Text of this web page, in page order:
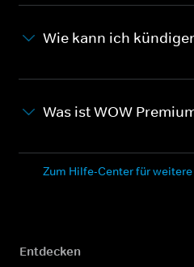
Wie kann ich
Was ist WOW
Zum Hilfe-Center für
Entdecken